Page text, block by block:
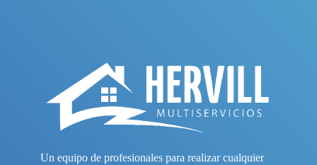
Un equipo de profesionales para realizar cualquier